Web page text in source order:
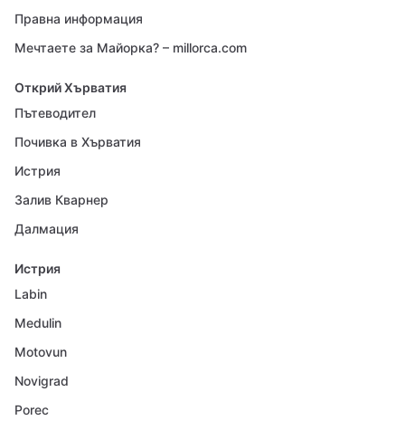
Правна информация
Мечтаете за Майорка? – millorca.com
Открий Хърватия
Пътеводител
Почивка в Хърватия
Истрия
Залив Кварнер
Далмация
Истрия
Labin
Medulin
Motovun
Novigrad
Porec